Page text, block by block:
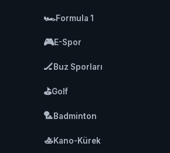
🏎️Formula 1
🎮E-Spor
🏒Buz Sporları
⛳Golf
🏸Badminton
🚣Kano-Kürek